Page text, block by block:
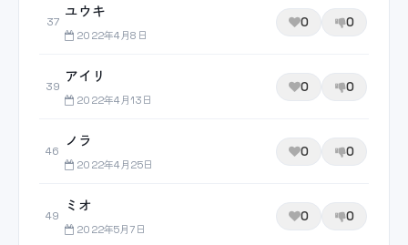
37
ユウキ
2022年4月8日
0 0
39
アイリ
2022年4月13日
0 0
46
ノラ
2022年4月25日
0 0
49
ミオ
2022年5月7日
0 0